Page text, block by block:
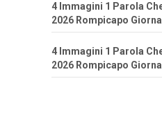
4 Immagini 1 Parola
2026 Rompicapo
4 Immagini 1 Parola
2026 Rompicapo